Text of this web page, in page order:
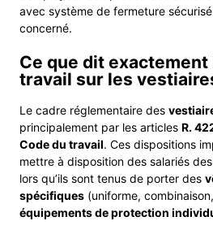
avec système de fermeture
concerné.
Ce que dit exactement
travail sur les
Le cadre réglementaire des
principalement par les articles R.
Code du travail. Ces dispositions
mettre à disposition des salariés
lors qu’ils sont tenus de porter des
spécifiques (uniforme,
équipements de protection